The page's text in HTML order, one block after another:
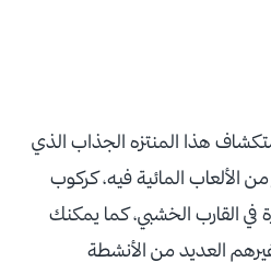
هذا المنتزه الجذاب الذي
الألعاب المائية فيه، كركوب
في القارب الخشبي، كما يمكنك
العديد من الأنشطة